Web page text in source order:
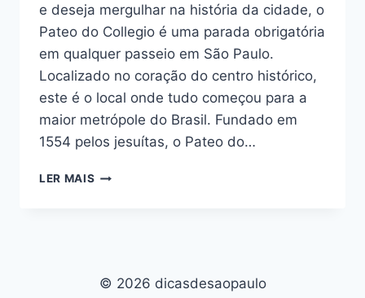
e deseja mergulhar na história da cidade, o
Pateo do Collegio é uma parada obrigatória
em qualquer passeio em São Paulo.
Localizado no coração do centro histórico,
este é o local onde tudo começou para a
maior metrópole do Brasil. Fundado em
1554 pelos jesuítas, o Pateo do…
LER MAIS DICA
PATEO
© 2026 dicasdesaopaulo